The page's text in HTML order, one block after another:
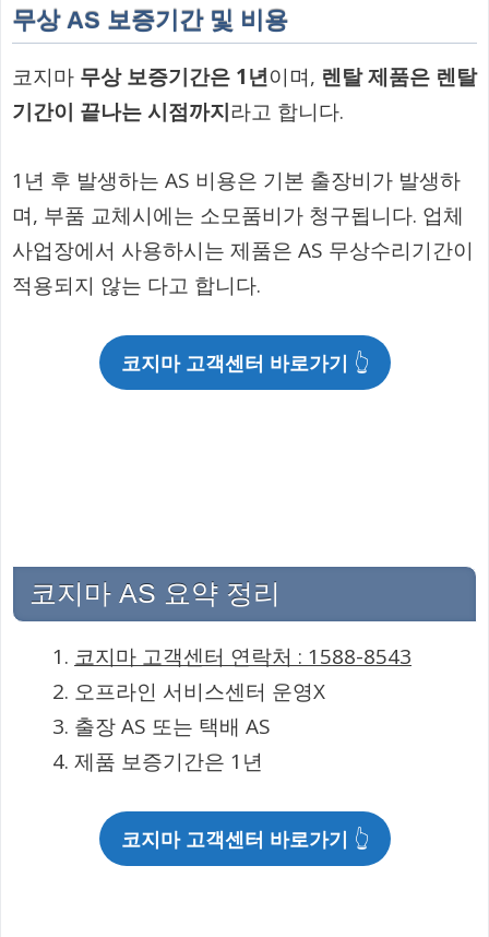
무상 AS 보증기간 및 비용
코지마 무상 보증기간은 1년이며, 렌탈 제품은 렌탈
기간이 끝나는 시점까지라고 합니다.
1년 후 발생하는 AS 비용은 기본 출장비가 발생하
며, 부품 교체시에는 소모품비가 청구됩니다. 업체
사업장에서 사용하시는 제품은 AS 무상수리기간이
적용되지 않는 다고 합니다.
코지마 고객센터 바로가기 👆
코지마 AS 요약 정리
코지마 고객센터 연락처 : 1588-8543
오프라인 서비스센터 운영X
출장 AS 또는 택배 AS
제품 보증기간은 1년
코지마 고객센터 바로가기 👆